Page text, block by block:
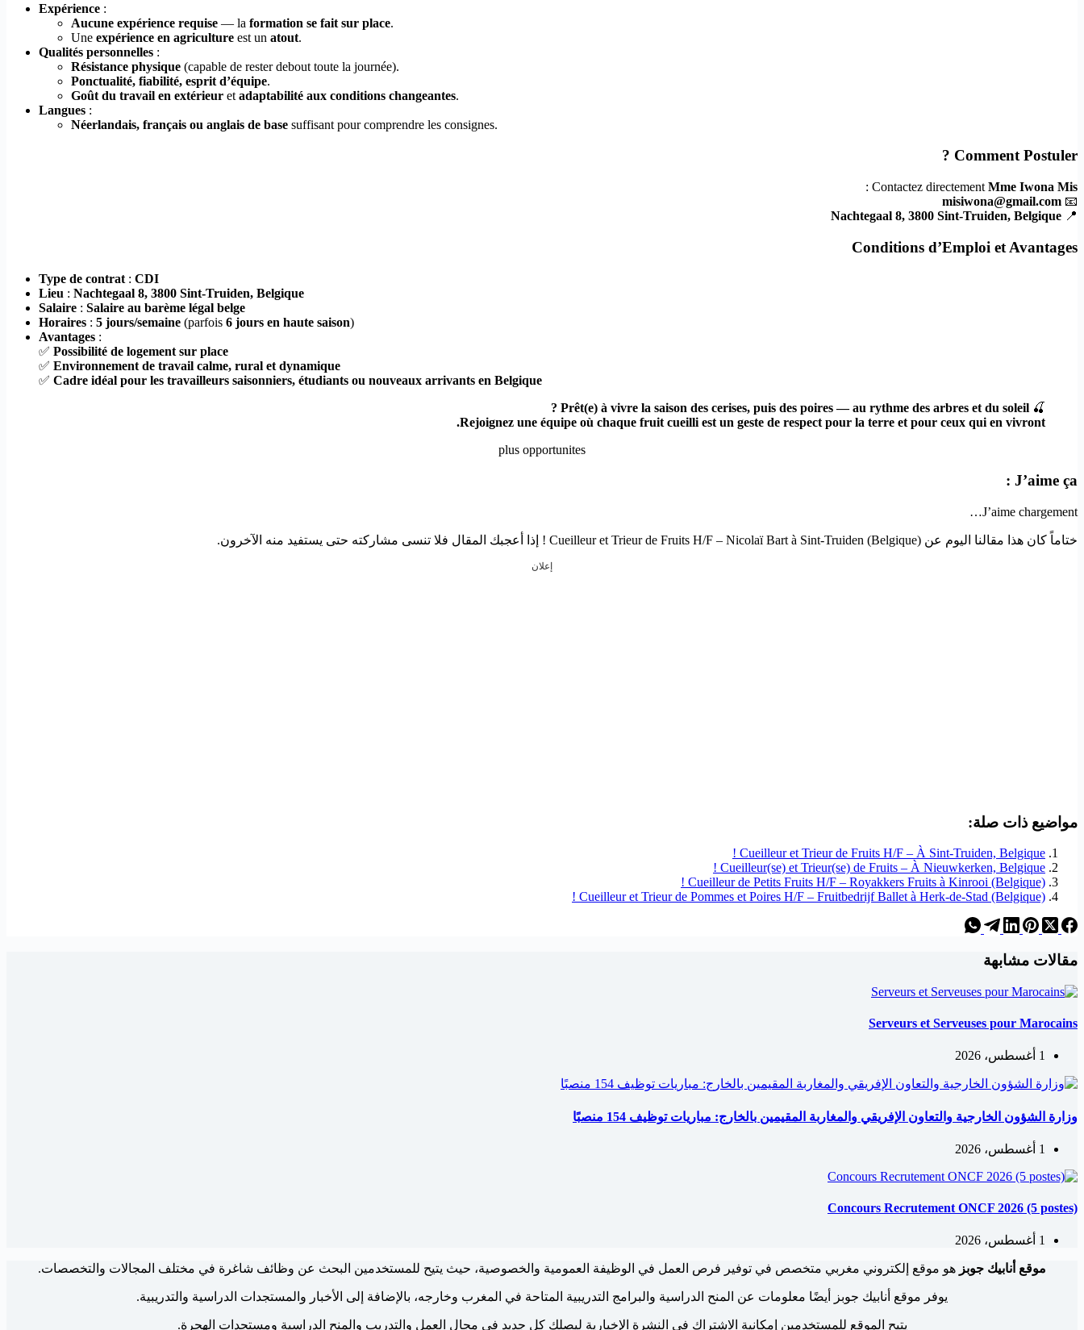
Expérience :
Aucune expérience requise — la formation se fait sur place.
Une expérience en agriculture est un atout.
Qualités personnelles :
Résistance physique (capable de rester debout toute la journée).
Ponctualité, fiabilité, esprit d’équipe.
Goût du travail en extérieur et adaptabilité aux conditions changeantes.
Langues :
Néerlandais, français ou anglais de base suffisant pour comprendre les consignes.
Comment Postuler ?
Contactez directement Mme Iwona Mis
:
📧
misiwona@gmail.com
📍
Nachtegaal 8, 3800 Sint-Truiden, Belgique
Conditions d’Emploi et Avantages
Type de contrat : CDI
Lieu : Nachtegaal 8, 3800 Sint-Truiden, Belgique
Salaire : Salaire au barème légal belge
Horaires : 5 jours/semaine (parfois 6 jours en haute saison)
Avantages :
✅ Possibilité de logement sur place
✅ Environnement de travail calme, rural et dynamique
✅ Cadre idéal pour les travailleurs saisonniers, étudiants ou nouveaux arrivants en Belgique
🍒
Prêt(e) à vivre la saison des cerises, puis des poires — au rythme des arbres et du soleil ?
Rejoignez une équipe où chaque fruit cueilli est un geste de respect pour la terre et pour ceux qui en vivront.
plus opportunites
J’aime ça :
J’aime chargement…
ختاماً كان هذا مقالنا اليوم عن Cueilleur et Trieur de Fruits H/F – Nicolaï Bart à Sint-Truiden (Belgique) ! إذا أعجبك المقال فلا تنسى مشاركته حتى يستفيد منه الآخرون.
إعلان
مواضيع ذات صلة:
Cueilleur et Trieur de Fruits H/F – À Sint-Truiden, Belgique !
Cueilleur(se) et Trieur(se) de Fruits – À Nieuwkerken, Belgique !
Cueilleur de Petits Fruits H/F – Royakkers Fruits à Kinrooi (Belgique) !
Cueilleur et Trieur de Pommes et Poires H/F – Fruitbedrijf Ballet à Herk-de-Stad (Belgique) !
مقالات مشابهة
Serveurs et Serveuses pour Marocains
1 أغسطس، 2026
وزارة الشؤون الخارجية والتعاون الإفريقي والمغاربة المقيمين بالخارج: مباريات توظيف 154 منصبًا
1 أغسطس، 2026
Concours Recrutement ONCF 2026 (5 postes)
1 أغسطس، 2026
موقع أنابيك جوبز هو موقع إلكتروني مغربي متخصص في توفير فرص العمل في الوظيفة العمومية والخصوصية، حيث يتيح للمستخدمين البحث عن وظائف شاغرة في مختلف المجالات والتخصصات.
يوفر موقع أنابيك جوبز أيضًا معلومات عن المنح الدراسية والبرامج التدريبية المتاحة في المغرب وخارجه، بالإضافة إلى الأخبار والمستجدات الدراسية والتدريبية.
يتيح الموقع للمستخدمين إمكانية الاشتراك في النشرة الإخبارية ليصلك كل جديد في مجال العمل والتدريب والمنح الدراسية ومستجدات الهجرة.